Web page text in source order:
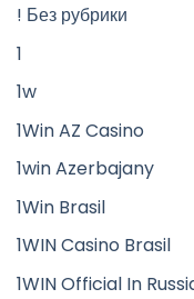
! Без рубрики
1
1w
1Win AZ Casino
1win Azerbajany
1Win Brasil
1WIN Casino Brasil
1WIN Official In